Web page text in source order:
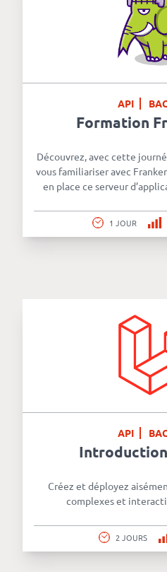
API
Formation
Découvrez, avec cette
vous familiariser avec
en place ce serveur
1 JOUR
API
Créez et déployez
complexes et
2 JOURS